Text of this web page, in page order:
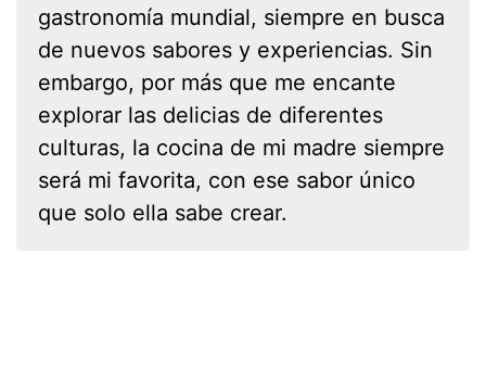
gastronomía mundial, siempre en busca
de nuevos sabores y experiencias. Sin
embargo, por más que me encante
explorar las delicias de diferentes
culturas, la cocina de mi madre siempre
será mi favorita, con ese sabor único
que solo ella sabe crear.